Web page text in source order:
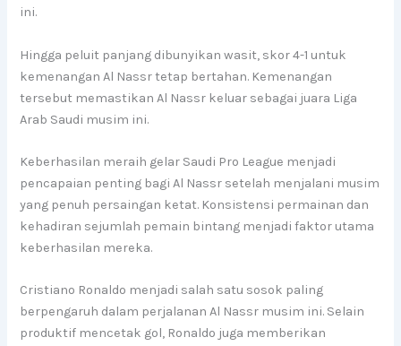
ini.
Hingga peluit panjang dibunyikan wasit, skor 4-1 untuk
kemenangan Al Nassr tetap bertahan. Kemenangan
tersebut memastikan Al Nassr keluar sebagai juara Liga
Arab Saudi musim ini.
Keberhasilan meraih gelar Saudi Pro League menjadi
pencapaian penting bagi Al Nassr setelah menjalani musim
yang penuh persaingan ketat. Konsistensi permainan dan
kehadiran sejumlah pemain bintang menjadi faktor utama
keberhasilan mereka.
Cristiano Ronaldo menjadi salah satu sosok paling
berpengaruh dalam perjalanan Al Nassr musim ini. Selain
produktif mencetak gol, Ronaldo juga memberikan